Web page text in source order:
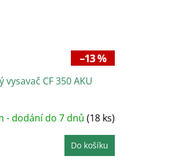
–13 %
CF 350 AKU
- dodání do 7 dnů (18 ks)
Do košíku